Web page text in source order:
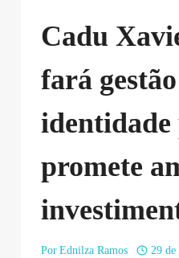
Cadu
fará
promete
Por Ednilza Ramos
29